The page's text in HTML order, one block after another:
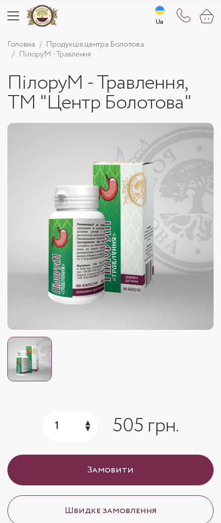
Ua
Ua
Головна
Продукція центра Болотова
ПілоруМ - Травлення
ПілоруМ - Травлення,
ТМ "Центр Болотова"
505 грн.
Замовити
Швидке замовлення